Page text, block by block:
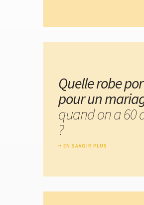
Quelle robe
pour un
quand on a 60
?
EN SAVOIR PLUS